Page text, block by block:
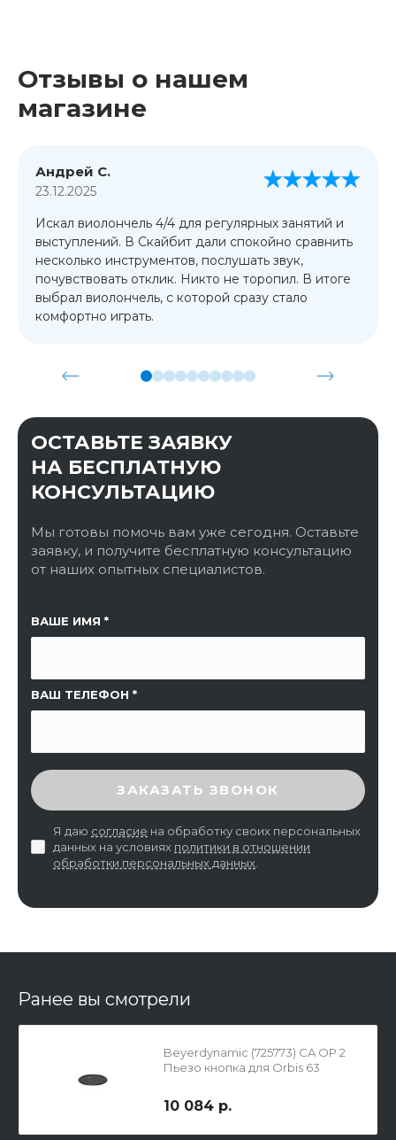
Отзывы о нашем
магазине
Андрей С.
23.12.2025
Искал виолончель 4/4 для регулярных занятий и
выступлений. В Скайбит дали спокойно сравнить
несколько инструментов, послушать звук,
почувствовать отклик. Никто не торопил. В итоге
выбрал виолончель, с которой сразу стало
комфортно играть.
ОСТАВЬТЕ ЗАЯВКУ
НА БЕСПЛАТНУЮ
КОНСУЛЬТАЦИЮ
Мы готовы помочь вам уже сегодня. Оставьте
заявку, и получите бесплатную консультацию
от наших опытных специалистов.
ВАШЕ ИМЯ
ВАШ ТЕЛЕФОН
ССЫЛКА НА СТРАНИЦУ
ВВЕДИТЕ ПРОВЕРОЧНЫЙ КОД
ЗАКАЗАТЬ ЗВОНОК
Я даю согласие на обработку своих персональных
данных на условиях политики в отношении
обработки персональных данных
Ранее вы смотрели
Beyerdynamic (725773) CA OP 2
Пьезо кнопка для Orbis 63
10 084 р.